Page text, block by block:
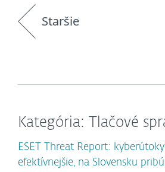
Staršie
Kategória: Tlačové
ESET Threat Report:
efektívnejšie, na Slovensku